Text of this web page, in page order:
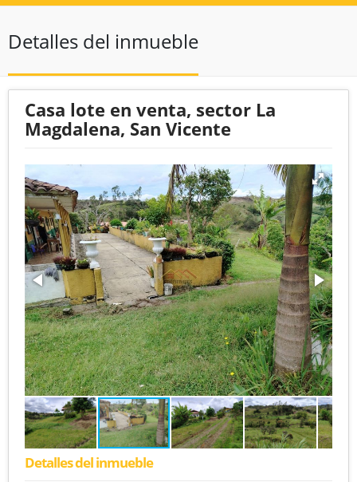
Detalles del inmueble
Casa lote en venta, sector La
Magdalena, San Vicente
Detalles del inmueble